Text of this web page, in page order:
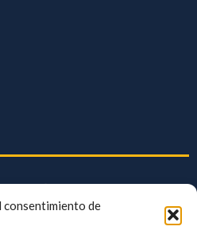
consentimiento de